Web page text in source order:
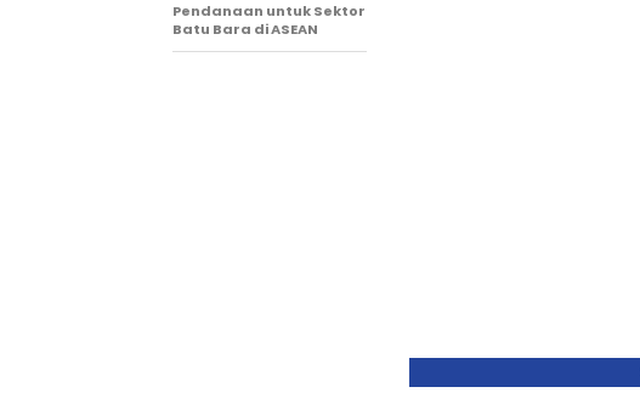
Pendanaan untuk Sektor
Batu Bara di ASEAN